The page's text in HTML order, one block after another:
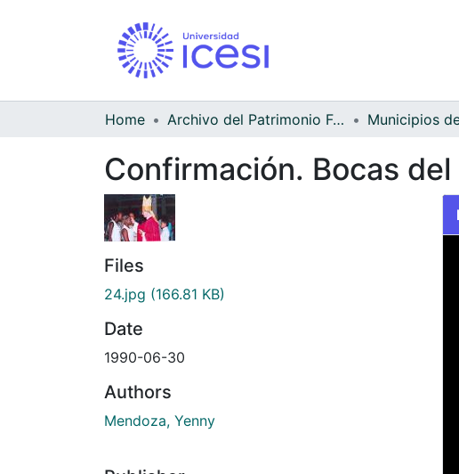
Home Archivo del Patrimonio Fotográfico y Fílmico del Valle del Cauca
Confirmación. Bocas
Files
24.jpg (166.81 KB)
Date
1990-06-30
Authors
Mendoza, Yenny